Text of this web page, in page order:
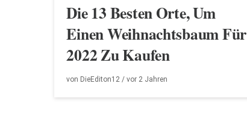
Die 13 Besten Orte, Um
Einen Weihnachtsbaum Für
2022 Zu Kaufen
von DieEditon12 / vor 2 Jahren